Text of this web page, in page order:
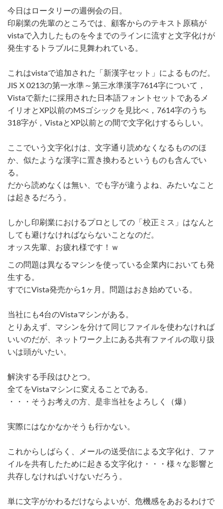
今日はロータリーの週例会の日。
印刷業の先輩のところでは、顧客からのテキスト原稿が
vistaで入力したものを今までのラインに流すと文字化けが
発生するトラブルに見舞われている。
これはvistaで追加された「新漢字セット」によるものだ。
JIS X 0213の第一水準～第三水準漢字7614字について，
Vistaで新たに採用された日本語フォントセットであるメ
イリオとXP以前のMSゴシックを見比べ，7614字のうち
318字が，VistaとXP以前との間で文字化けするらしい。
ここでいう文字化けは、文字通り読めなくなるもののほ
か、似たような漢字に置き換わるというものも含んでい
る。
だから読めなくは無い、でも字が違うよね、みたいなこと
は起きるだろう。
しかし印刷業におけるプロとしての「校正ミス」はなんと
しても避けなければならないことなのだ。
オッス先輩、お疲れ様です！ｗ
この問題は異なるマシンを使っている企業内においても発
生する。
すでにVista発売から1ヶ月。問題はおき始めている。
当社にも4台のVistaマシンがある。
とりあえず、マシンを分けて同じファイルを使わなければ
いいのだが、ネットワーク上にある共有ファイルの取り扱
いは頭がいたい。
解決する手段はひとつ。
全てをVistaマシンに変えることである。
・・・そうお考えの方、是非当社をよろしく（爆）
実際にはなかなかそうも行かない。
これからしばらく、メールの送受信による文字化け、ファ
イルを共有したために起きる文字化け・・・様々な影響と
共存しなければいけないだろう。
単に文字がかわるだけならよいが、危機感をあおるわけで